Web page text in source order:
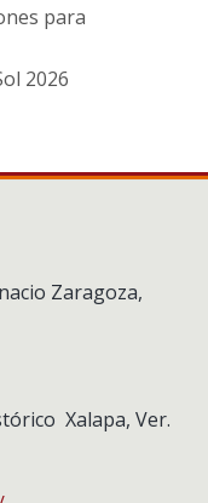
para
2026
Zaragoza,
Xalapa, Ver.